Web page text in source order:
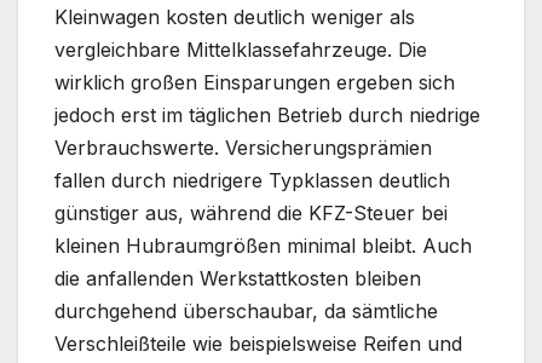
Kleinwagen kosten deutlich weniger als
vergleichbare Mittelklassefahrzeuge. Die
wirklich großen Einsparungen ergeben sich
jedoch erst im täglichen Betrieb durch niedrige
Verbrauchswerte. Versicherungsprämien
fallen durch niedrigere Typklassen deutlich
günstiger aus, während die KFZ-Steuer bei
kleinen Hubraumgrößen minimal bleibt. Auch
die anfallenden Werkstattkosten bleiben
durchgehend überschaubar, da sämtliche
Verschleißteile wie beispielsweise Reifen und